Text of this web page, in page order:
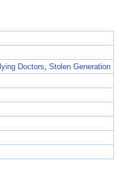
Doctors, Stolen Generation